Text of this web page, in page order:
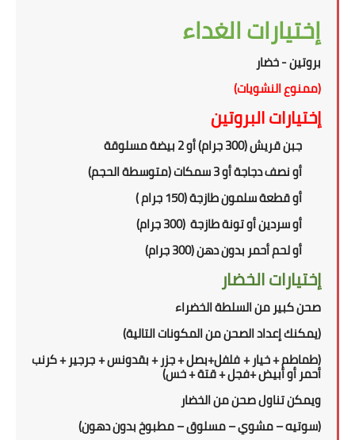
إختيارات الغداء
بروتين - خضار
(ممنوع النشويات)
إختيارات البروتين
جبن قريش (300 جرام) أو 2 بيضة مسلوقة
أو نصف دجاجة أو 3 سمكات (متوسطة الحجم)
أو قطعة سلمونطازجة(150 جرام )
أو سردين أو تونة طازجة (300 جرام)
أولحم أحمر بدون دهن (300 جرام)
إختيارات الخضار
صحن كبير من السلطة الخضراء
(يمكنك إعداد الصحن من المكونات التالية)
(طماطم + خيار + فلفل+بصل + جزر + بقدونس + جرجير + كرنب
أحمر أو أبيض +فجل + قتة + خس)
ويمكن تناولصحنمن الخضار
(سوتيه – مشوي – مسلوق – مطبوخ بدون دهون)